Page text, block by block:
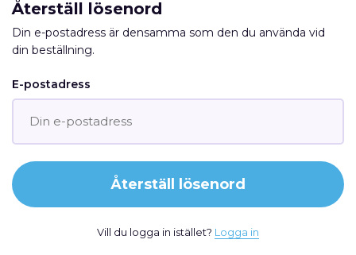
Återställ lösenord
Din e-postadress är densamma som den du använda vid
din beställning.
E-postadress
Återställ lösenord
Vill du logga in istället? Logga in